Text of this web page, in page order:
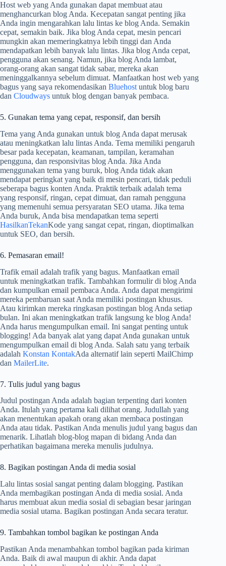
Host web yang Anda gunakan dapat membuat atau
menghancurkan blog Anda. Kecepatan sangat penting jika
Anda ingin mengarahkan lalu lintas ke blog Anda. Semakin
cepat, semakin baik. Jika blog Anda cepat, mesin pencari
mungkin akan memeringkatnya lebih tinggi dan Anda
mendapatkan lebih banyak lalu lintas. Jika blog Anda cepat,
pengguna akan senang. Namun, jika blog Anda lambat,
orang-orang akan sangat tidak sabar, mereka akan
meninggalkannya sebelum dimuat. Manfaatkan host web yang
bagus yang saya rekomendasikan Bluehost untuk blog baru
dan Cloudways untuk blog dengan banyak pembaca.
5. Gunakan tema yang cepat, responsif, dan bersih
Tema yang Anda gunakan untuk blog Anda dapat merusak
atau meningkatkan lalu lintas Anda. Tema memiliki pengaruh
besar pada kecepatan, keamanan, tampilan, keramahan
pengguna, dan responsivitas blog Anda. Jika Anda
menggunakan tema yang buruk, blog Anda tidak akan
mendapat peringkat yang baik di mesin pencari, tidak peduli
seberapa bagus konten Anda. Praktik terbaik adalah tema
yang responsif, ringan, cepat dimuat, dan ramah pengguna
yang memenuhi semua persyaratan SEO utama. Jika tema
Anda buruk, Anda bisa mendapatkan tema seperti
HasilkanTekanKode yang sangat cepat, ringan, dioptimalkan
untuk SEO, dan bersih.
6. Pemasaran email!
Trafik email adalah trafik yang bagus. Manfaatkan email
untuk meningkatkan trafik. Tambahkan formulir di blog Anda
dan kumpulkan email pembaca Anda. Anda dapat mengirimi
mereka pembaruan saat Anda memiliki postingan khusus.
Atau kirimkan mereka ringkasan postingan blog Anda setiap
bulan. Ini akan meningkatkan trafik langsung ke blog Anda!
Anda harus mengumpulkan email. Ini sangat penting untuk
blogging! Ada banyak alat yang dapat Anda gunakan untuk
mengumpulkan email di blog Anda. Salah satu yang terbaik
adalah Konstan KontakAda alternatif lain seperti MailChimp
dan MailerLite.
7. Tulis judul yang bagus
Judul postingan Anda adalah bagian terpenting dari konten
Anda. Itulah yang pertama kali dilihat orang. Judullah yang
akan menentukan apakah orang akan membaca postingan
Anda atau tidak. Pastikan Anda menulis judul yang bagus dan
menarik. Lihatlah blog-blog mapan di bidang Anda dan
perhatikan bagaimana mereka menulis judulnya.
8. Bagikan postingan Anda di media sosial
Lalu lintas sosial sangat penting dalam blogging. Pastikan
Anda membagikan postingan Anda di media sosial. Anda
harus membuat akun media sosial di sebagian besar jaringan
media sosial utama. Bagikan postingan Anda secara teratur.
9. Tambahkan tombol bagikan ke postingan Anda
Pastikan Anda menambahkan tombol bagikan pada kiriman
Anda. Baik di awal maupun di akhir. Anda dapat